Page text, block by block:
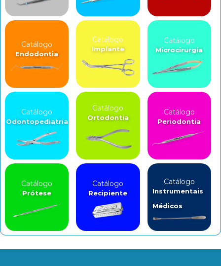
Catálogo
Endodontia
Catálogo
Implante
Catálogo
Microcirurgia
Catálogo
Odontopediatria
Catálogo
Ortodontia
Catálogo
Periodontia
Catálogo
Prótese
Catálogo
Recipiente
Catálogo
Instrumentais
Médicos